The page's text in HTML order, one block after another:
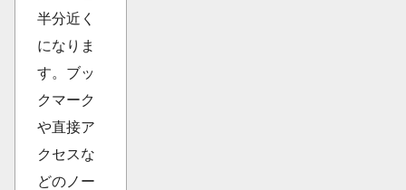
半分近く
になりま
す。ブッ
クマーク
や直接ア
クセスな
どのノー